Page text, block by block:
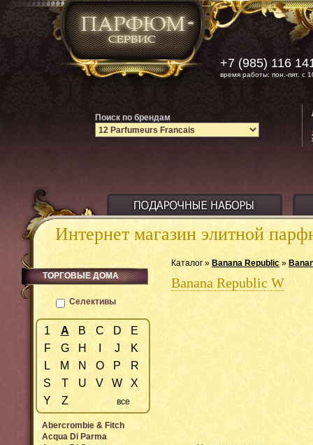
Интернет магазин элитной
Каталог » Banana Republic »
Banana Republic W
ТОРГОВЫЕ ДОМА
Селективы
1 A B C D
E
F
G H J
K
L
M N O P
R
S
T U V W
X
Y
Z все
Abercrombie & Fitch
Acqua Di Parma
+7 (985) 116
время работы: пон.-пят. с
Поиск по брендам